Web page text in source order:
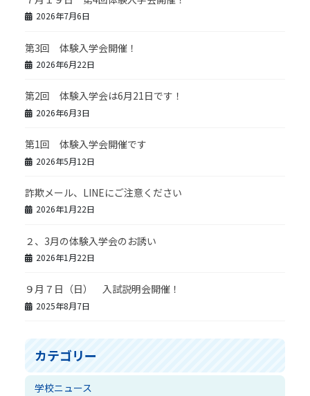
2026年7月6日
第3回 体験入学会開催！
2026年6月22日
第2回 体験入学会は6月21日です！
2026年6月3日
第1回 体験入学会開催です
2026年5月12日
詐欺メール、LINEにご注意ください
2026年1月22日
２、3月の体験入学会のお誘い
2026年1月22日
９月７日（日） 入試説明会開催！
2025年8月7日
カテゴリー
学校ニュース